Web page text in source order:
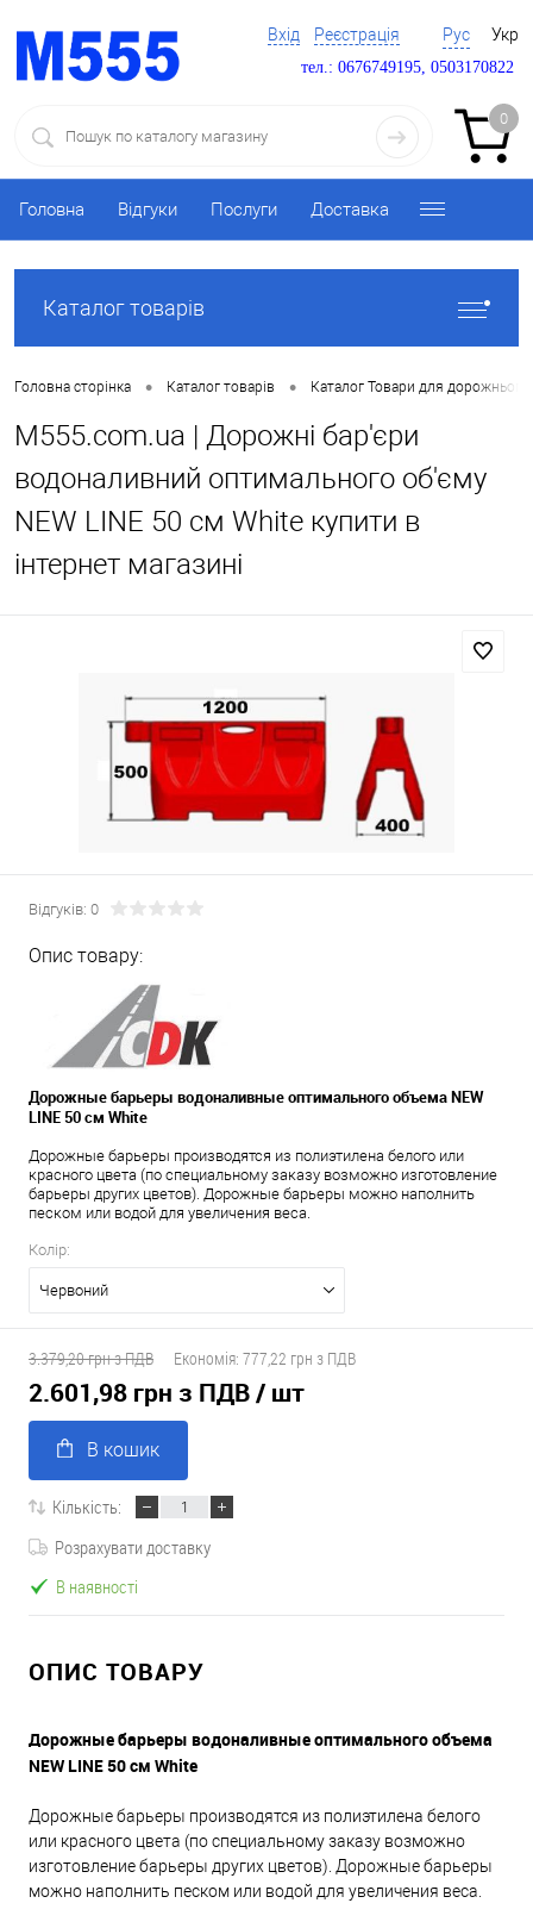
Вхід Реєстрація Рус Укр
тел.: 0676749195, 0503170822
0
Головна Відгуки Послуги Доставка
Каталог товарів
Головна сторінка • Каталог товарів • Каталог Товари для дорожнього
M555.com.ua | Дорожні бар'єри
водоналивний оптимального об'єму
NEW LINE 50 см White купити в
інтернет магазині
Відгуків: 0
Опис товару:
Дорожные барьеры водоналивные оптимального объема NEW
LINE 50 см White
Дорожные барьеры производятся из полиэтилена белого или
красного цвета (по специальному заказу возможно изготовление
барьеры других цветов). Дорожные барьеры можно наполнить
песком или водой для увеличения веса.
Колір:
Червоний
3.379,20 грн з ПДВ Економія: 777,22 грн з ПДВ
2.601,98 грн з ПДВ/ шт
В кошик
Кількість:
Розрахувати доставку
В наявності
ОПИС ТОВАРУ
Дорожные барьеры водоналивные оптимального объема
NEW LINE 50 см White
Дорожные барьеры производятся из полиэтилена белого
или красного цвета (по специальному заказу возможно
изготовление барьеры других цветов). Дорожные барьеры
можно наполнить песком или водой для увеличения веса.